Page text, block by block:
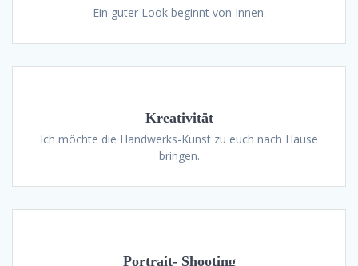
Ein guter Look beginnt von Innen.
Kreativität
Ich möchte die Handwerks-Kunst zu euch nach Hause
bringen.
Portrait- Shooting